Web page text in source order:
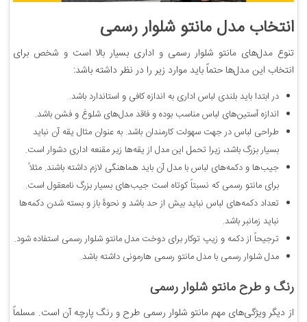
انتخاب مدل مانتو شلوار رسمی
تنوع مدل‌های مانتو شلوار رسمی و اداری بسیار بالا است و شخص برای
انتخاب این مدل‌ها حتماً باید موارد زیر را در نظر داشته باشد:
در ابتدا باید بلندی لباس اداری به اندازه کافی و استاندارد باشد.
اندازه آستین‌های لباس مناسب بوده و فاقد مدل‌های شلوغ و فشن باشد.
طراحی لباس در جهت سهولت کارمندان باشد. به عنوان مثال یقه آن نباید
بسیار بزرگ باشد، زیرا تحمل این مدل از یقه‌ها زیر مقنعه اداری دشوار است.
جیب‌ها و دکمه‌های لباس با مدل آن باید هماهنگی لازم داشته باشند. مثلاً
برای مانتو رسمی که نسبتاً کوتاه است جیب‌های بسیار بزرگ نامعقول است.
تعداد دکمه‌های لباس نباید بیش از حد باشد و نحوۀ باز و بسته شدن دکمه‌ها
نباید زمانبر باشد.
ترجیحاً از دکمه و زیپ توکار برای دوخت مدل مانتو شلوار رسمی استفاده شود.
مدل شلوار رسمی با مدل مانتو رسمی هارمونی داشته باشد.
رنگ و طرح مانتو شلوار رسمی
از دیگر ویژگی‌های مهم مانتو شلوار رسمی طرح و رنگ پارچه آن است. مسلماً